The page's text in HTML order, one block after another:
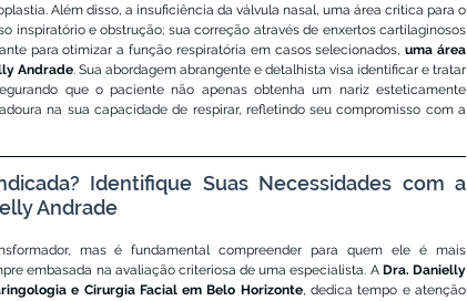
Além disso, a insuficiência da válvula nasal, uma área crítica para o
inspiratório e obstrução; sua correção através de enxertos cartilaginosos
para otimizar a função respiratória em casos selecionados, uma área
Andrade. Sua abordagem abrangente e detalhista visa identificar e tratar
que o paciente não apenas obtenha um nariz esteticamente
na sua capacidade de respirar, refletindo seu compromisso com a
Identifique Suas Necessidades com a
Andrade
mas é fundamental compreender para quem ele é mais
embasada na avaliação criteriosa de uma especialista. A Dra. Danielly
e Cirurgia Facial em Belo Horizonte, dedica tempo e atenção